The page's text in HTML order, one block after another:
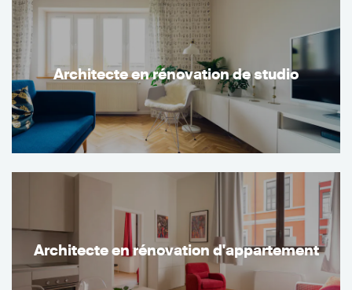
Architecte en rénovation de studio
Architecte en rénovation d'appartement